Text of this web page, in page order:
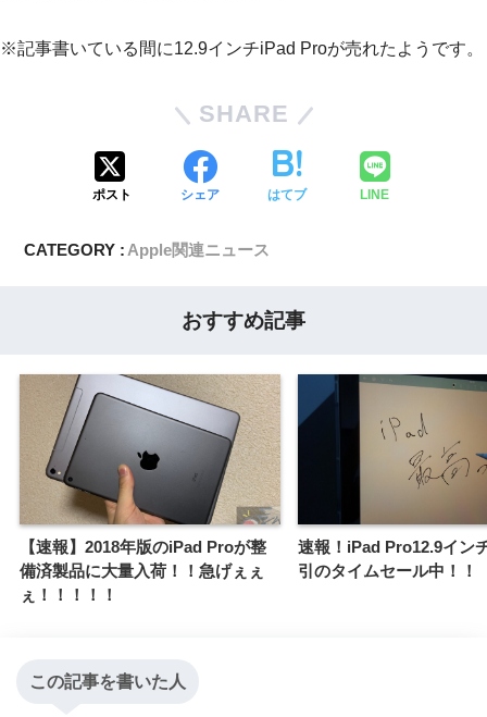
※記事書いている間に12.9インチiPad Proが売れたようです。
SHARE
ポスト シェア はてブ LINE
CATEGORY : Apple関連ニュース
おすすめ記事
【速報】2018年版のiPad Proが整
備済製品に大量入荷！！急げぇぇ
ぇ！！！！！
速報！iPad Pro12.9イン
引のタイムセール中！！
この記事を書いた人